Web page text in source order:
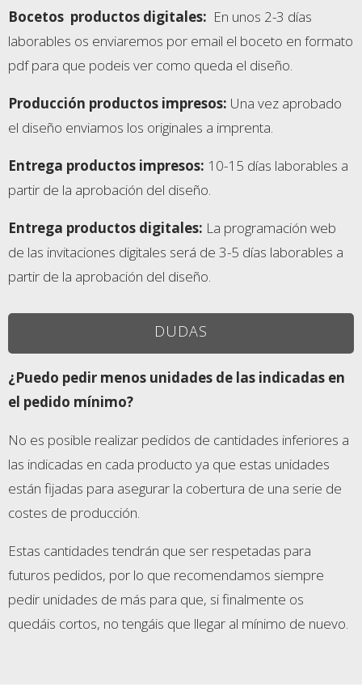
Bocetos productos digitales: En unos 2-3 días
laborables os enviaremos por email el boceto en formato
pdf para que podeis ver como queda el diseño.
Producción productos impresos: Una vez aprobado
el diseño enviamos los originales a imprenta.
Entrega productos impresos: 10-15 días laborables a
partir de la aprobación del diseño.
Entrega productos digitales: La programación web
de las invitaciones digitales será de 3-5 días laborables a
partir de la aprobación del diseño.
DUDAS
¿Puedo pedir menos unidades de las indicadas en
el pedido mínimo?
No es posible realizar pedidos de cantidades inferiores a
las indicadas en cada producto ya que estas unidades
están fijadas para asegurar la cobertura de una serie de
costes de producción.
Estas cantidades tendrán que ser respetadas para
futuros pedidos, por lo que recomendamos siempre
pedir unidades de más para que, si finalmente os
quedáis cortos, no tengáis que llegar al mínimo de nuevo.